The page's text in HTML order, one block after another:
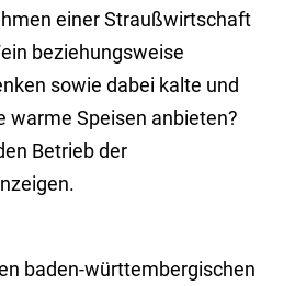
einer Straußwirtschaft
beziehungsweise
sowie dabei kalte und
warme Speisen anbieten?
Betrieb der
baden-württembergischen